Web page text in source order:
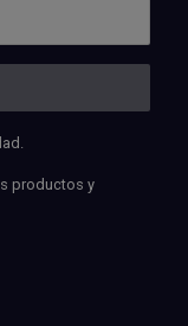
productos y